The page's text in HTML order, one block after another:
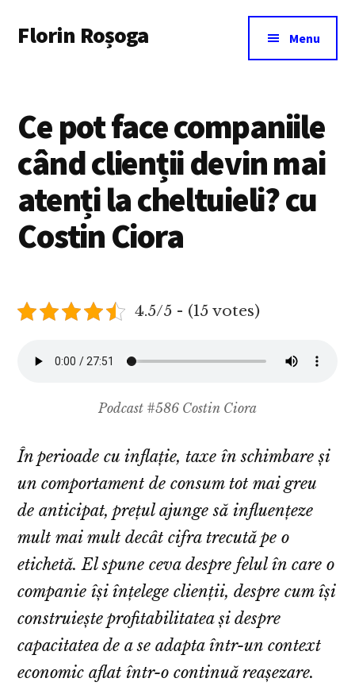
main
menu
Florin Roșoga Menu
Ce pot face companiile
când clienții devin mai
atenți la cheltuieli? cu
Costin Ciora
4.5/5 - (15 votes)
Podcast #586 Costin Ciora
În perioade cu inflație, taxe în schimbare și
un comportament de consum tot mai greu
de anticipat, prețul ajunge să influențeze
mult mai mult decât cifra trecută pe o
etichetă. El spune ceva despre felul în care o
companie își înțelege clienții, despre cum își
construiește profitabilitatea și despre
capacitatea de a se adapta într-un context
economic aflat într-o continuă reașezare.